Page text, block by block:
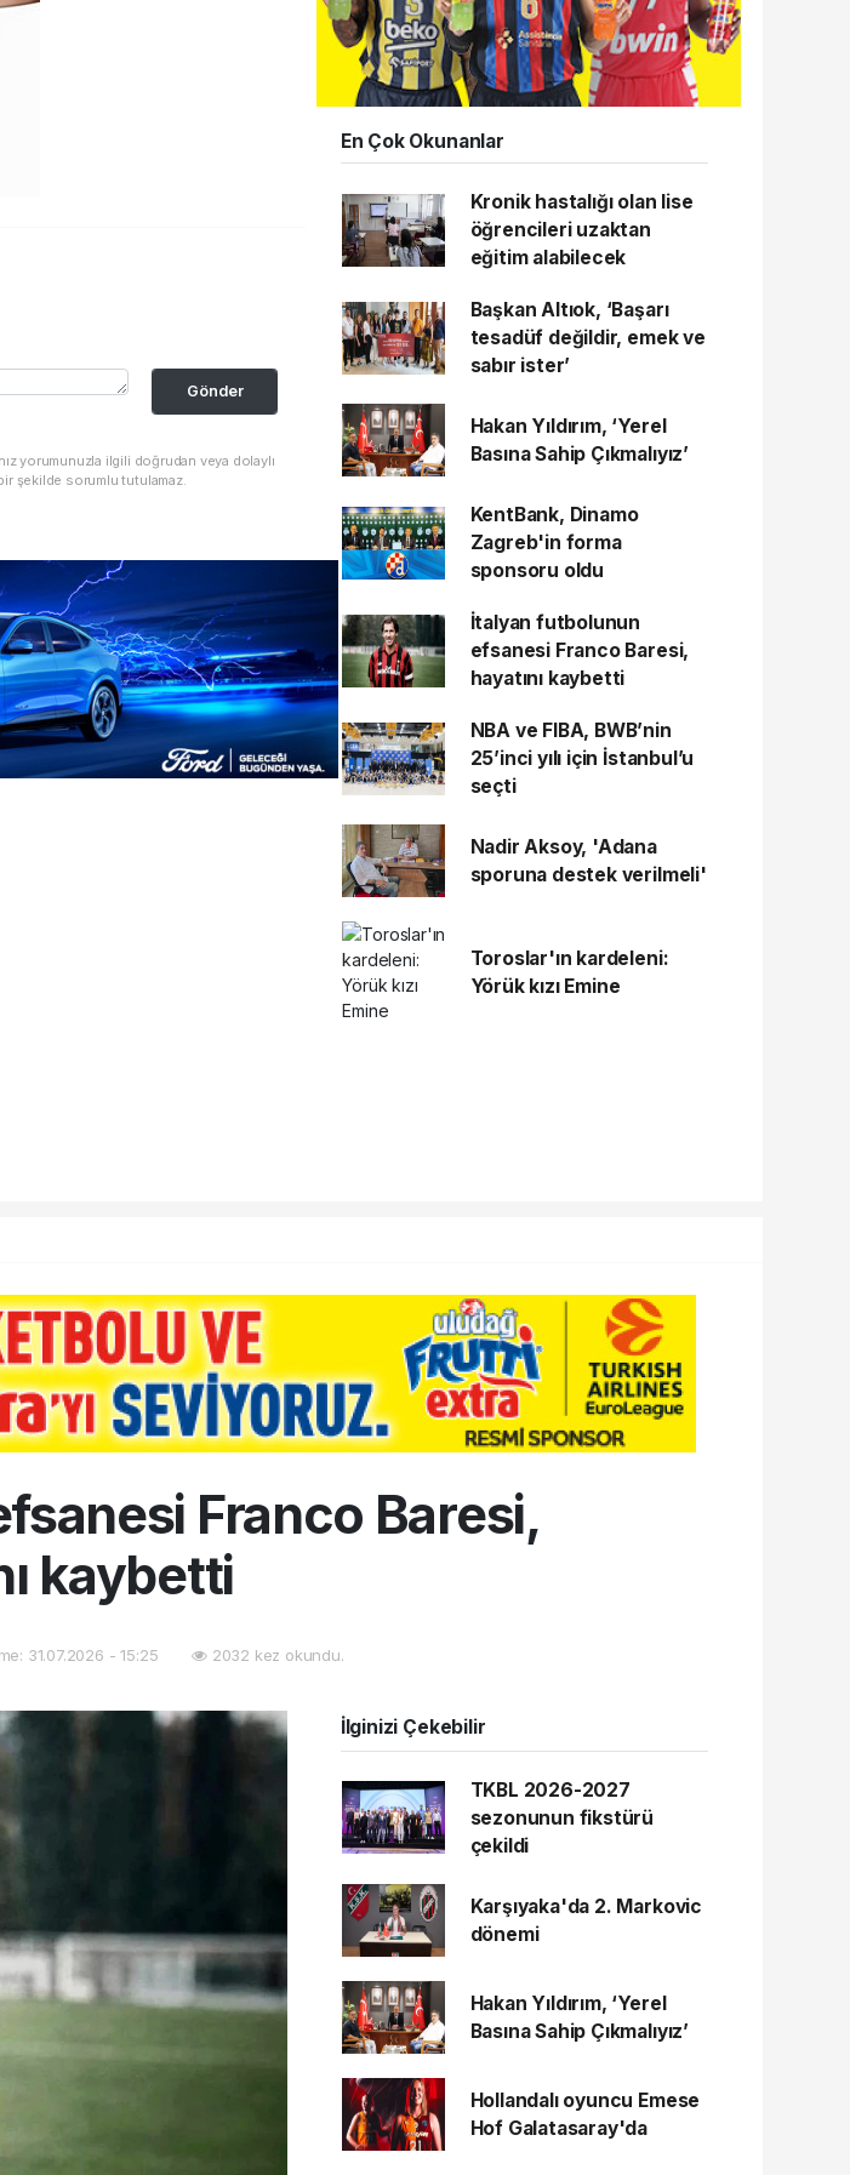
Gönder
yorumunuzla ilgili doğrudan veya dolaylı
şekilde sorumlu tutulamaz.
En Çok Okunanlar
Kronik hastalığı olan lise
öğrencileri uzaktan
eğitim alabilecek
Başkan Altıok, ‘Başarı
tesadüf değildir, emek ve
sabır ister’
Hakan Yıldırım, ‘Yerel
Basına Sahip Çıkmalıyız’
KentBank, Dinamo
Zagreb'in forma
sponsoru oldu
İtalyan futbolunun
efsanesi Franco Baresi,
hayatını kaybetti
NBA ve FIBA, BWB’nin
25’inci yılı için İstanbul’u
seçti
Nadir Aksoy, 'Adana
sporuna destek verilmeli'
Toroslar'ın kardeleni:
Yörük kızı Emine
Franco Baresi,
kaybetti
31.07.2026 - 15:25 2032 kez okundu.
İlginizi Çekebilir
TKBL 2026-2027
sezonunun fikstürü
çekildi
Karşıyaka'da 2. Markovic
dönemi
Hakan Yıldırım, ‘Yerel
Basına Sahip Çıkmalıyız’
Hollandalı oyuncu Emese
Hof Galatasaray'da